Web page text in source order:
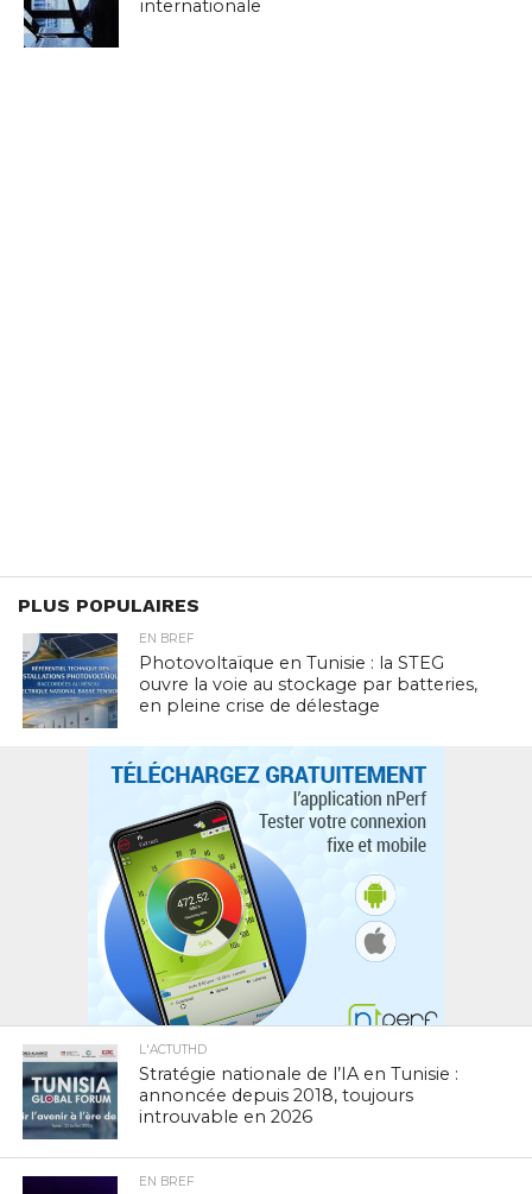
internationale
PLUS POPULAIRES
EN BREF
Photovoltaïque en Tunisie : la STEG
ouvre la voie au stockage par batteries,
en pleine crise de délestage
L'ACTUTHD
Stratégie nationale de l’IA en Tunisie :
annoncée depuis 2018, toujours
introuvable en 2026
EN BREF